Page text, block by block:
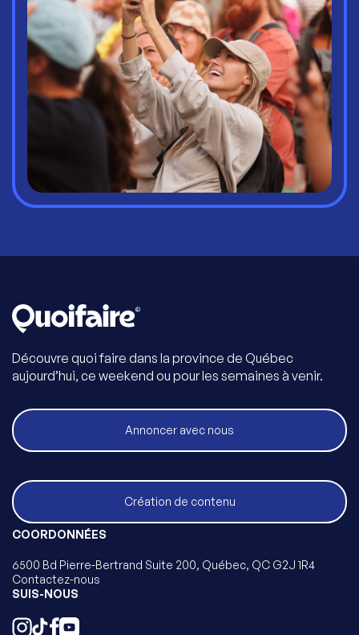
Découvre quoi faire dans la province de Québec
aujourd’hui, ce weekend ou pour les semaines à venir.
Annoncer avec nous
Création de contenu
COORDONNÉES
6500 Bd Pierre-Bertrand Suite 200, Québec, QC G2J 1R4
Contactez-nous
SUIS-NOUS